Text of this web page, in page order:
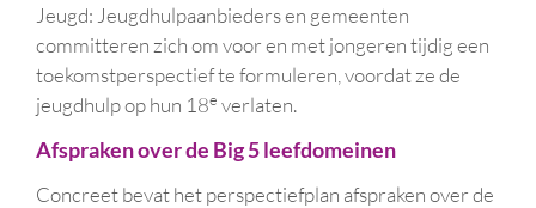
Jeugd: Jeugdhulpaanbieders en gemeenten
committeren zich om voor en met jongeren tijdig een
toekomstperspectief te formuleren, voordat ze de
jeugdhulp op hun 18e verlaten.
Afspraken over de Big 5 leefdomeinen
Concreet bevat het perspectiefplan afspraken over de